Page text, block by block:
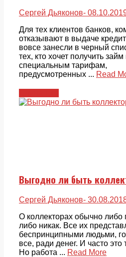
Сергей Дьяконов-
Для тех клиентов банков,
отказывают в выдаче
вовсе занесли в черный
тех, кто хочет получить займ
специальным тарифам,
предусмотренных ... Read
Выгодно ли быть
Сергей Дьяконов-
О коллекторах обычно либо
либо никак. Все их
беспринципными людьми,
все, ради денег. И часто это
Но работа ... Read More